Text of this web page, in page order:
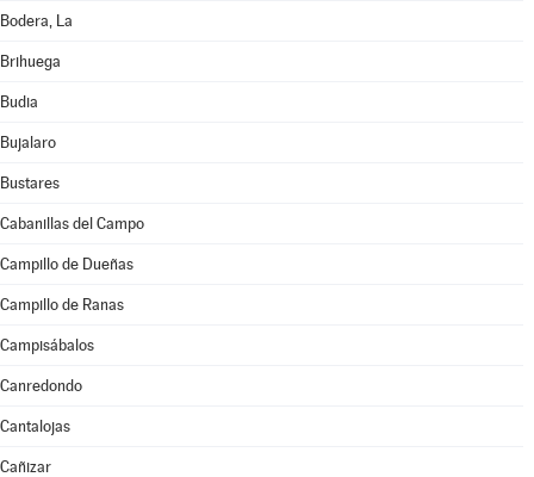
Bodera, La
Brihuega
Budia
Bujalaro
Bustares
Cabanillas del Campo
Campillo de Dueñas
Campillo de Ranas
Campisábalos
Canredondo
Cantalojas
Cañizar